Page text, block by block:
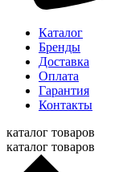
Каталог
Бренды
Доставка
Оплата
Гарантия
Контакты
каталог товаров
каталог товаров